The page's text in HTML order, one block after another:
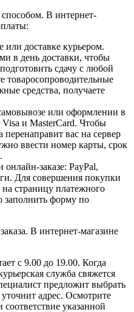
В интернет-
доставке курьером.
в день доставки, чтобы
сдачу с любой
средства, получаете
или оформлении в
Visa и MasterCard. Чтобы
перенаправит вас на сервер
ввести номер карты, срок
заказе: PayPal,
Для совершения покупки
на страницу платежного
заполнить форму по
В интернет-магазине
с 9.00 до 19.00. Когда
служба свяжется
предложит выбрать
адрес. Осмотрите
соответствие указанной